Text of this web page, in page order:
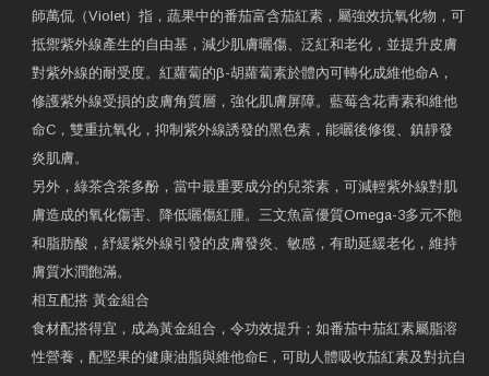
師萬侃（Violet）指，蔬果中的番茄富含茄紅素，屬強效抗氧化物，可
抵禦紫外線產生的自由基，減少肌膚曬傷、泛紅和老化，並提升皮膚
對紫外線的耐受度。紅蘿蔔的β-胡蘿蔔素於體內可轉化成維他命A，
修護紫外線受損的皮膚角質層，強化肌膚屏障。藍莓含花青素和維他
命C，雙重抗氧化，抑制紫外線誘發的黑色素，能曬後修復、鎮靜發
炎肌膚。
另外，綠茶含茶多酚，當中最重要成分的兒茶素，可減輕紫外線對肌
膚造成的氧化傷害、降低曬傷紅腫。三文魚富優質Omega-3多元不飽
和脂肪酸，紓緩紫外線引發的皮膚發炎、敏感，有助延緩老化，維持
膚質水潤飽滿。
相互配搭 黃金組合
食材配搭得宜，成為黃金組合，令功效提升；如番茄中茄紅素屬脂溶
性營養，配堅果的健康油脂與維他命E，可助人體吸收茄紅素及對抗自